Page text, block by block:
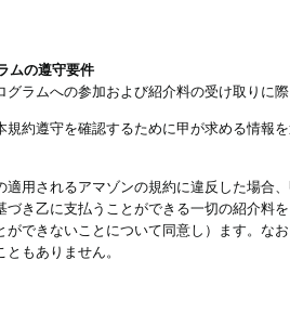
ムの遵守要件
グラムへの参加および紹介料の受け取りに
規約遵守を確認するために甲が求める情報
適用されるアマゾンの規約に違反した場合
づき乙に支払うことができる一切の紹介料
ができないことについて同意し）ます。な
もありません。